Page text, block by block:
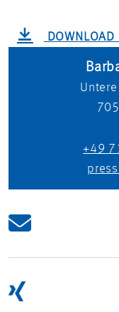
DOWNLOAD
+49